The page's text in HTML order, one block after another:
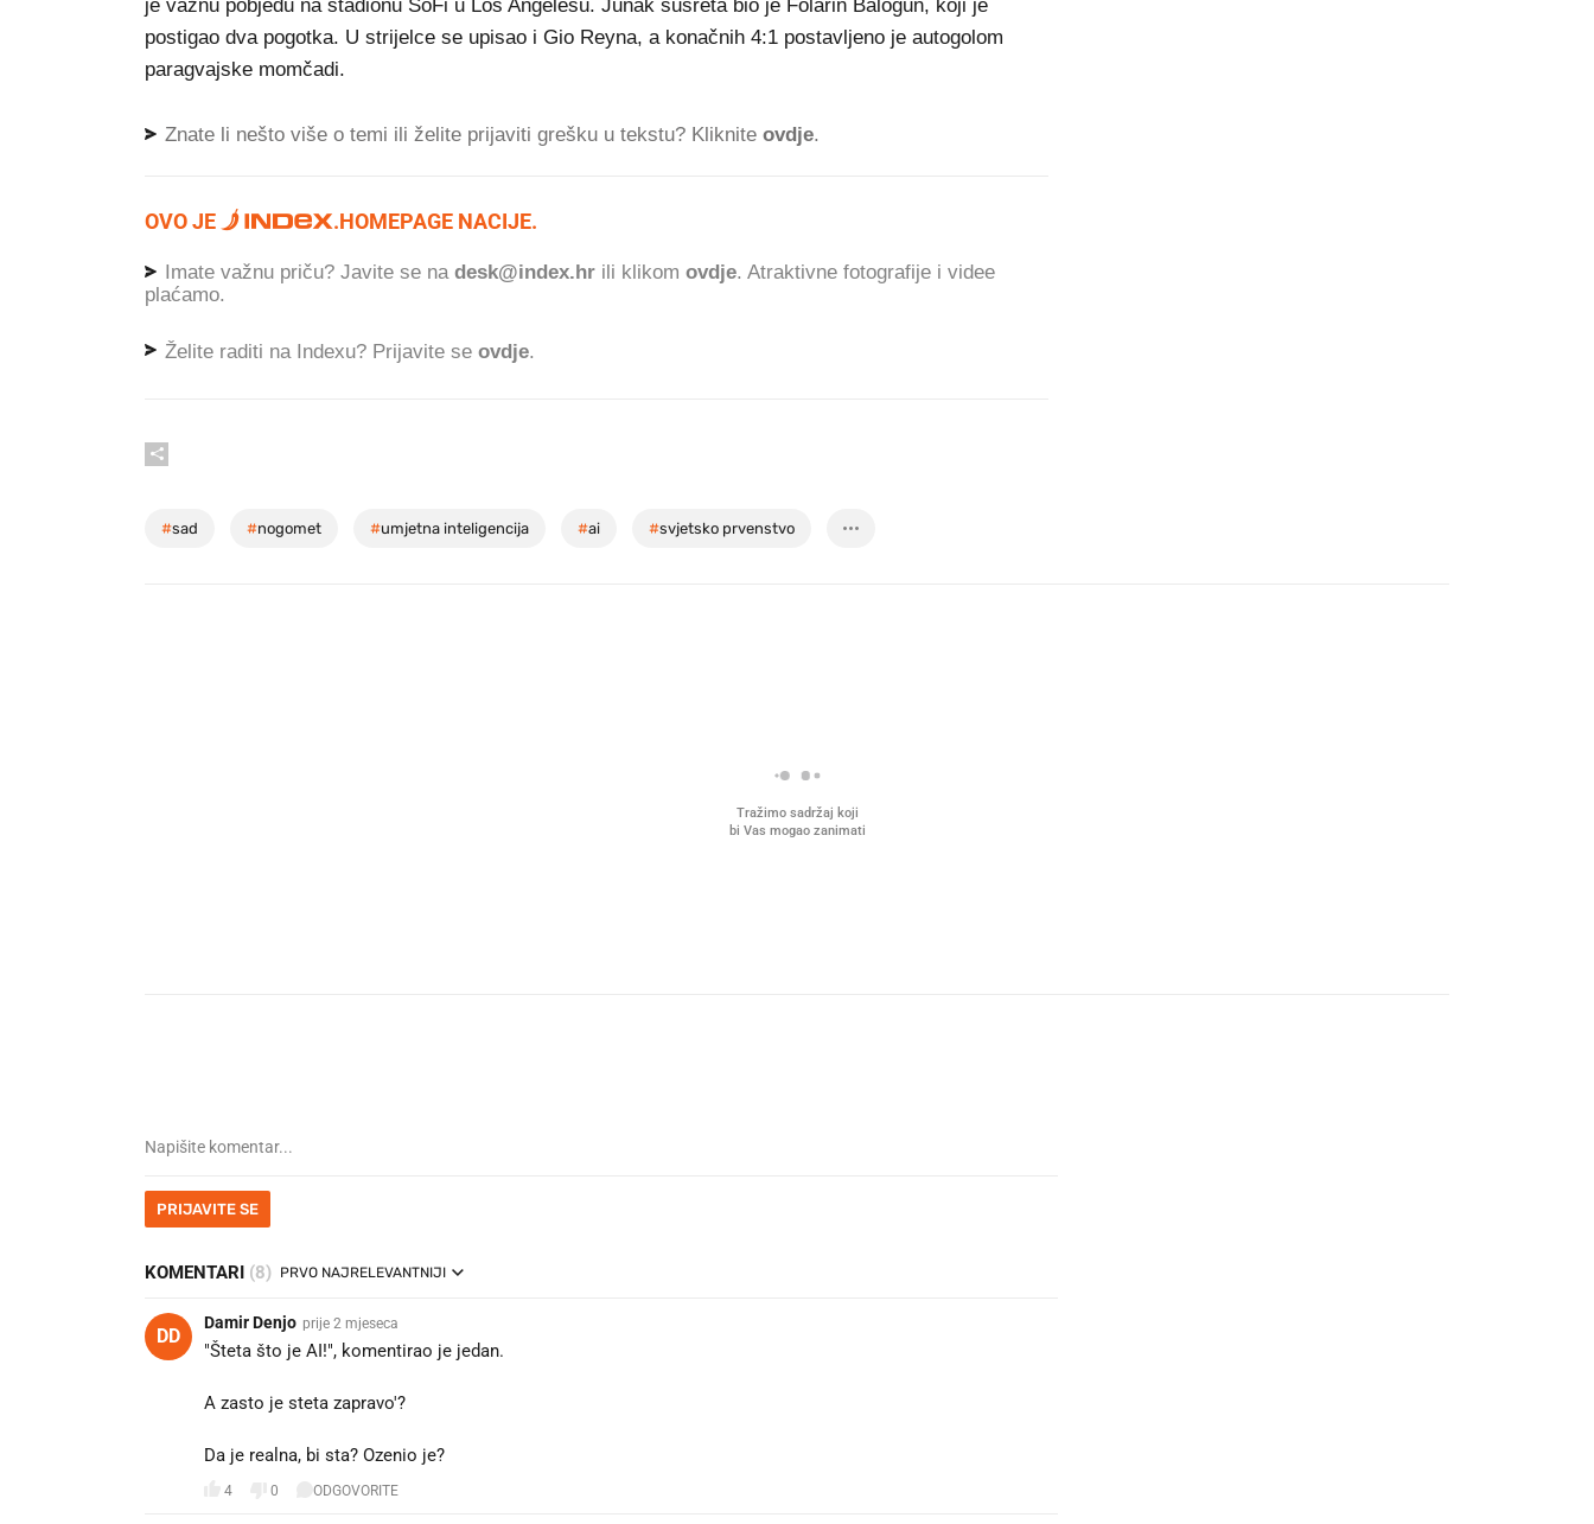
je važnu pobjedu na stadionu SoFi u Los Angelesu. Junak susreta bio je Folarin Balogun, koji je
postigao dva pogotka. U strijelce se upisao i Gio Reyna, a konačnih 4:1 postavljeno je autogolom
paragvajske momčadi.
Znate li nešto više o temi ili želite prijaviti grešku u tekstu? Kliknite ovdje.
OVO JE .HOMEPAGE NACIJE.
Imate važnu priču? Javite se na desk@index.hr ili klikom ovdje. Atraktivne fotografije i videe
plaćamo.
Želite raditi na Indexu? Prijavite se ovdje.
#sad #nogomet #umjetna inteligencija #ai #svjetsko prvenstvo
Tražimo sadržaj koji
bi Vas mogao zanimati
PRIJAVITE SE
KOMENTARI (8) PRVO NAJRELEVANTNIJI
DD
Damir Denjo prije 2 mjeseca
"Šteta što je AI!", komentirao je jedan.
A zasto je steta zapravo'?
Da je realna, bi sta? Ozenio je?
4 0 ODGOVORITE